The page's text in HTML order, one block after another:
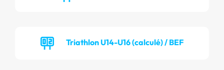
Triathlon U14-U16 (calculé) / BEF